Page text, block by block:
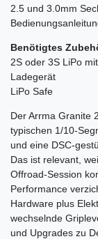
2.5 und 3.0mm
Benötigtes
2S oder 3S LiPo
Ladegerät
LiPo Safe
Der Arrma Granite
typischen 1/10-
und eine DSC-
Das ist relevant,
Offroad-Session
Performance
Hardware plus
wechselnde
und Upgrades zu